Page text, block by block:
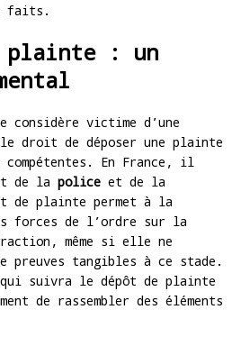
faits.
plainte : un
considère victime d’une
droit de déposer une plainte
En France, il
de la police et de la
de plainte permet à la
forces de l’ordre sur la
même si elle ne
preuves tangibles à ce stade.
suivra le dépôt de plainte
de rassembler des éléments